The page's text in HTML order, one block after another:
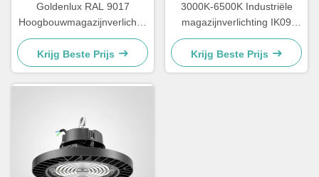
Goldenlux RAL 9017
Hoogbouwmagazijnverlichtin
g SMD2835 Industriële
hoogbouwverlichting
Krijg Beste Prijs
3000K-6500K Industriële
magazijnverlichting IK09
LED-verlichting
Krijg Beste Prijs